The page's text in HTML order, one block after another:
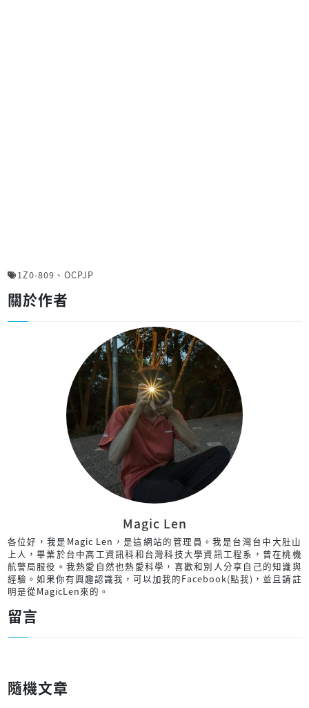
1Z0-809 、 OCPJP
關於作者
Magic Len
各位好，我是Magic Len，是這網站的管理員。我是台灣台中大肚山
上人，畢業於台中高工資訊科和台灣科技大學資訊工程系，曾在桃機
航警局服役。我熱愛自然也熱愛科學，喜歡和別人分享自己的知識與
經驗。如果你有興趣認識我，可以加我的Facebook(點我) ，並且請註
明是從MagicLen來的。
留言
隨機文章